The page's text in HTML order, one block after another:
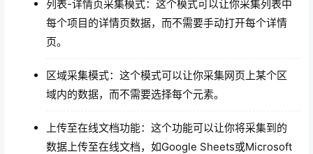
列表-详情页采集模式：这个模式可以让你采集列表中
每个项目的详情页数据，而不需要手动打开每个详情
页。
区域采集模式：这个模式可以让你采集网页上某个区
域内的数据，而不需要选择每个元素。
上传至在线文档功能：这个功能可以让你将采集到的
数据上传至在线文档，如Google Sheets或Microsoft